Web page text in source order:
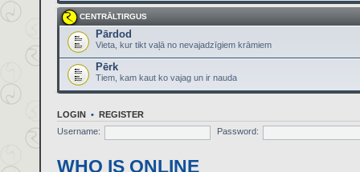
CENTRĀLTIRGUS
Pārdod
Vieta, kur tikt vaļā no nevajadzīgiem krāmiem
Pērk
Tiem, kam kaut ko vajag un ir nauda
LOGIN • REGISTER
Username:
Password:
WHO IS ONLINE